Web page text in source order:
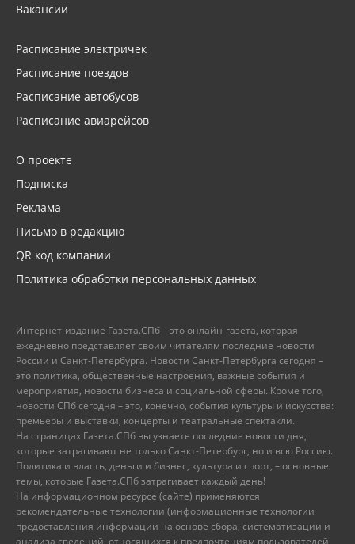
Вакансии
Расписание электричек
Расписание поездов
Расписание автобусов
Расписание авиарейсов
О проекте
Подписка
Реклама
Письмо в редакцию
QR код компании
Политика обработки персональных данных
Интернет-издание Газета.СПб – это онлайн-газета, которая
ежедневно представляет своим читателям последние новости
России и Санкт-Петербурга. Новости Санкт-Петербурга сегодня –
это политика, общественные настроения, важные события и
мероприятия, новости бизнеса и социальной сферы. Кроме того,
новости СПб сегодня – это, конечно, события культуры и искусства:
премьеры и выставки, концерты и театральные спектакли.
На страницах Газета.СПб вы узнаете последние новости дня,
которые затрагивают не только Санкт-Петербург, но и всю Россию.
Политика и власть, деньги и бизнес, культура и спорт, – основные
темы, которые Газета.СПб затрагивает каждый день!
На информационном ресурсе (сайте) применяются
рекомендательные технологии (информационные технологии
предоставления информации на основе сбора, систематизации и
анализа сведений, относящихся к предпочтениям пользователей